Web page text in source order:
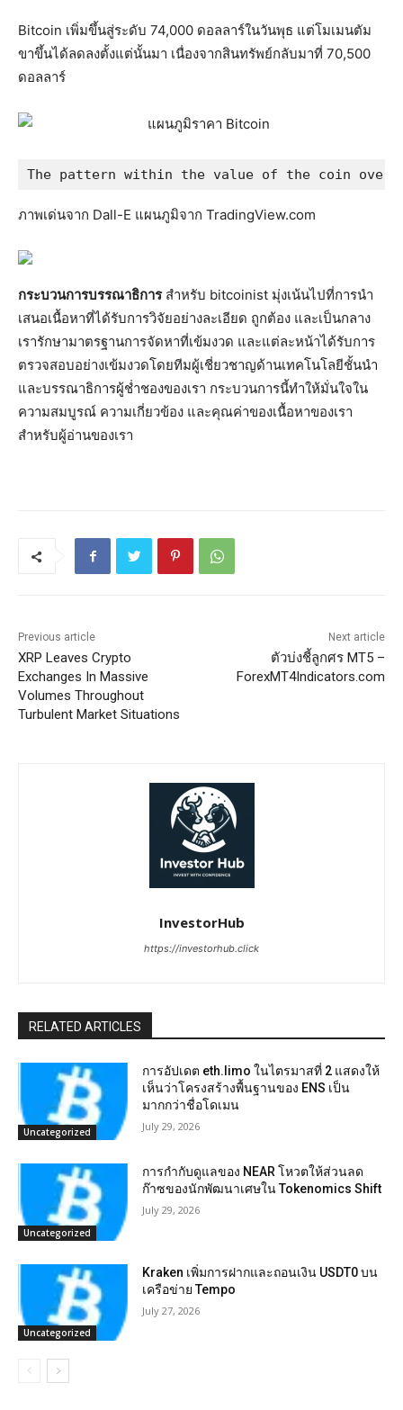
Bitcoin เพิ่มขึ้นสู่ระดับ 74,000 ดอลลาร์ในวันพุธ แต่โมเมนตัม
ขาขึ้นได้ลดลงตั้งแต่นั้นมา เนื่องจากสินทรัพย์กลับมาที่ 70,500
ดอลลาร์
The pattern within the value of the coin
ภาพเด่นจาก Dall-E แผนภูมิจาก TradingView.com
กระบวนการบรรณาธิการสำหรับ bitcoinist มุ่งเน้นไปที่การนำ
เสนอเนื้อหาที่ได้รับการวิจัยอย่างละเอียด ถูกต้อง และเป็นกลาง
เรารักษามาตรฐานการจัดหาที่เข้มงวด และแต่ละหน้าได้รับการ
ตรวจสอบอย่างเข้มงวดโดยทีมผู้เชี่ยวชาญด้านเทคโนโลยีชั้นนำ
และบรรณาธิการผู้ช่ำชองของเรา กระบวนการนี้ทำให้มั่นใจใน
ความสมบูรณ์ ความเกี่ยวข้อง และคุณค่าของเนื้อหาของเรา
สำหรับผู้อ่านของเรา
Previous article
XRP Leaves Crypto
Exchanges In Massive
Volumes Throughout
Turbulent Market Situations
Next article
ตัวบ่งชี้ลูกศร MT5 –
ForexMT4Indicators.com
InvestorHub
https://investorhub.click
RELATED ARTICLES
Uncategorized
การอัปเดต eth.limo ในไตรมาสที่ 2 แสดงให้
เห็นว่าโครงสร้างพื้นฐานของ ENS เป็น
มากกว่าชื่อโดเมน
July 29, 2026
Uncategorized
การกำกับดูแลของ NEAR โหวตให้ส่วนลด
ก๊าซของนักพัฒนาเศษใน Tokenomics Shift
July 29, 2026
Uncategorized
Kraken เพิ่มการฝากและถอนเงิน USDT0 บน
เครือข่าย Tempo
July 27, 2026